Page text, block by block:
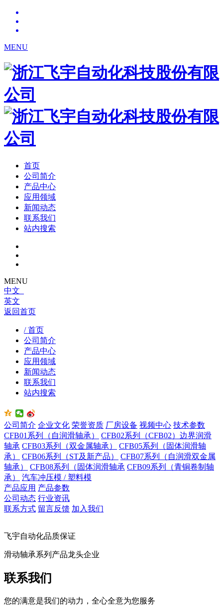
MENU
首页
公司简介
产品中心
应用领域
新闻动态
联系我们
站内搜索
MENU
中文
英文
返回首页
/ 首页
公司简介
产品中心
应用领域
新闻动态
联系我们
站内搜索
公司简介 企业文化 荣誉资质 厂房设备 视频中心 技术参数
CFB01系列（自润滑轴承）
CFB02系列（CFB02）边界润滑
轴承 CFB03系列（双金属轴承）
CFB05系列（固体润滑轴
承）
CFB06系列（ST及新产品）
CFB07系列（自润滑双金属
轴承）
CFB08系列（固体润滑轴承 CFB09系列（青铜卷制轴
承）
汽车冲压模 / 塑料模
产品应用 产品参数
公司动态 行业资讯
联系方式 留言反馈 加入我们
飞宇自动化品质保证
滑动轴承系列产品龙头企业
联系我们
您的满意是我们的动力，全心全意为您服务